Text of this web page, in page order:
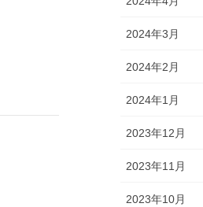
2024年3月
2024年2月
2024年1月
2023年12月
2023年11月
2023年10月